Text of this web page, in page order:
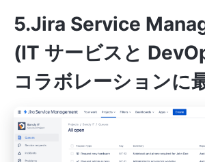
5.Jira Service
(IT サービスと
コラボレーションに